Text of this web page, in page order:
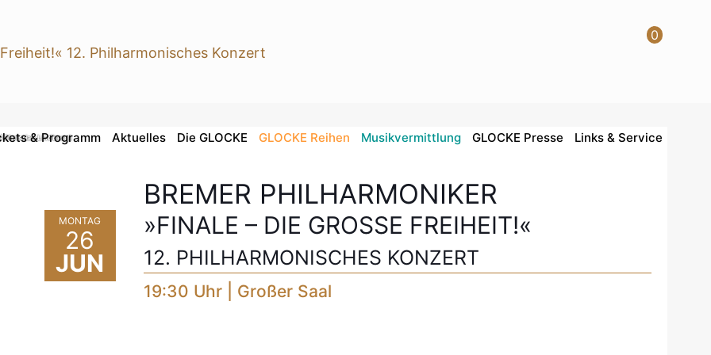
0
& Programm Aktuelles Die GLOCKE GLOCKE Reihen Musikvermittlung GLOCKE Presse Links & Service
MONTAG
26
JUN
Lindberg)
BREMER PHILHARMONIKER
»FINALE – DIE GROSSE FREIHEIT!«
12. PHILHARMONISCHES KONZERT
19:30 Uhr | Großer Saal